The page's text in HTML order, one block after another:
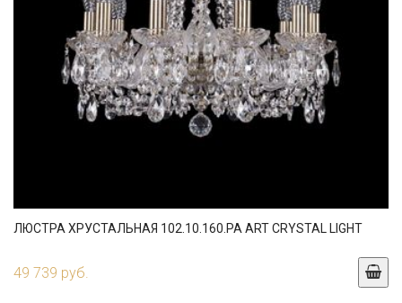
ЛЮСТРА ХРУСТАЛЬНАЯ 102.10.160.PA ART CRYSTAL LIGHT
49 739 руб.